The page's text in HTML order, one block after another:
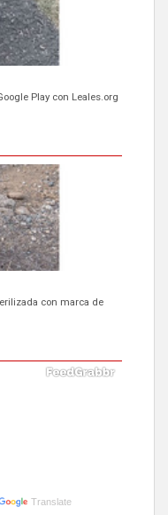
Play con Leales.org
con marca de
callejeros de la zona los
Translate